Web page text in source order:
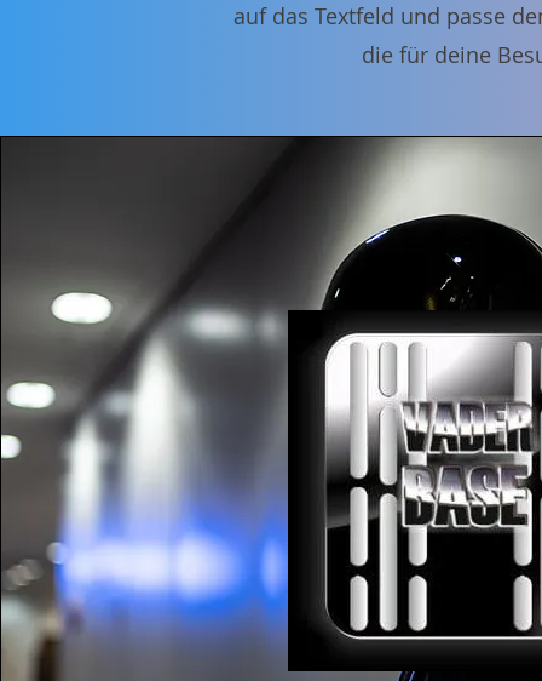
auf das Textfeld und passe
die für deine